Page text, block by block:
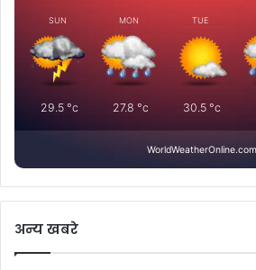
SUN
29.5°c
MON
27.8 °c
TUE
30.5°c
WorldWeatherOnline.com
अन्य खबरे